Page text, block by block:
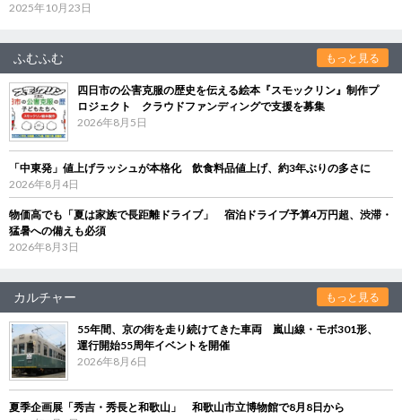
2025年10月23日
ふむふむ もっと見る
四日市の公害克服の歴史を伝える絵本『スモックリン』制作プ
ロジェクト クラウドファンディングで支援を募集
2026年8月5日
「中東発」値上げラッシュが本格化 飲食料品値上げ、約3年ぶりの多さに
2026年8月4日
物価高でも「夏は家族で長距離ドライブ」 宿泊ドライブ予算4万円超、渋滞・
猛暑への備えも必須
2026年8月3日
カルチャー もっと見る
55年間、京の街を走り続けてきた車両 嵐山線・モボ301形、
運行開始55周年イベントを開催
2026年8月6日
夏季企画展「秀吉・秀長と和歌山」 和歌山市立博物館で8月8日から